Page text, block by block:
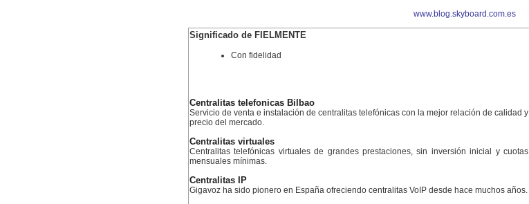
www.blog.skyboard.com.es
Significado de FIELMENTE
Con fidelidad
Centralitas telefonicas Bilbao
Servicio de venta e instalación de centralitas telefónicas con la mejor relación de calidad y
precio del mercado.
Centralitas virtuales
Centralitas telefónicas virtuales de grandes prestaciones, sin inversión inicial y cuotas
mensuales mínimas.
Centralitas IP
Gigavoz ha sido pionero en España ofreciendo centralitas VoIP desde hace muchos años.